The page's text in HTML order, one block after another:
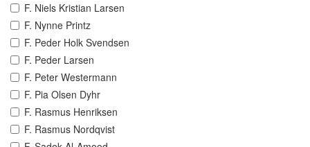
F. Niels Kristian Larsen
F. Nynne Printz
F. Peder Holk Svendsen
F. Peder Larsen
F. Peter Westermann
F. Pia Olsen Dyhr
F. Rasmus Henriksen
F. Rasmus Nordqvist